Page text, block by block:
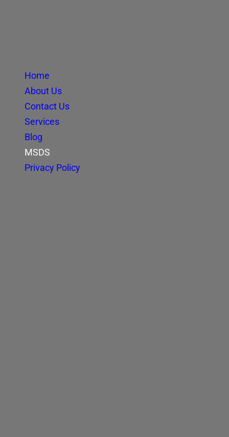
Home
About Us
Contact Us
Services
Blog
MSDS
Privacy Policy